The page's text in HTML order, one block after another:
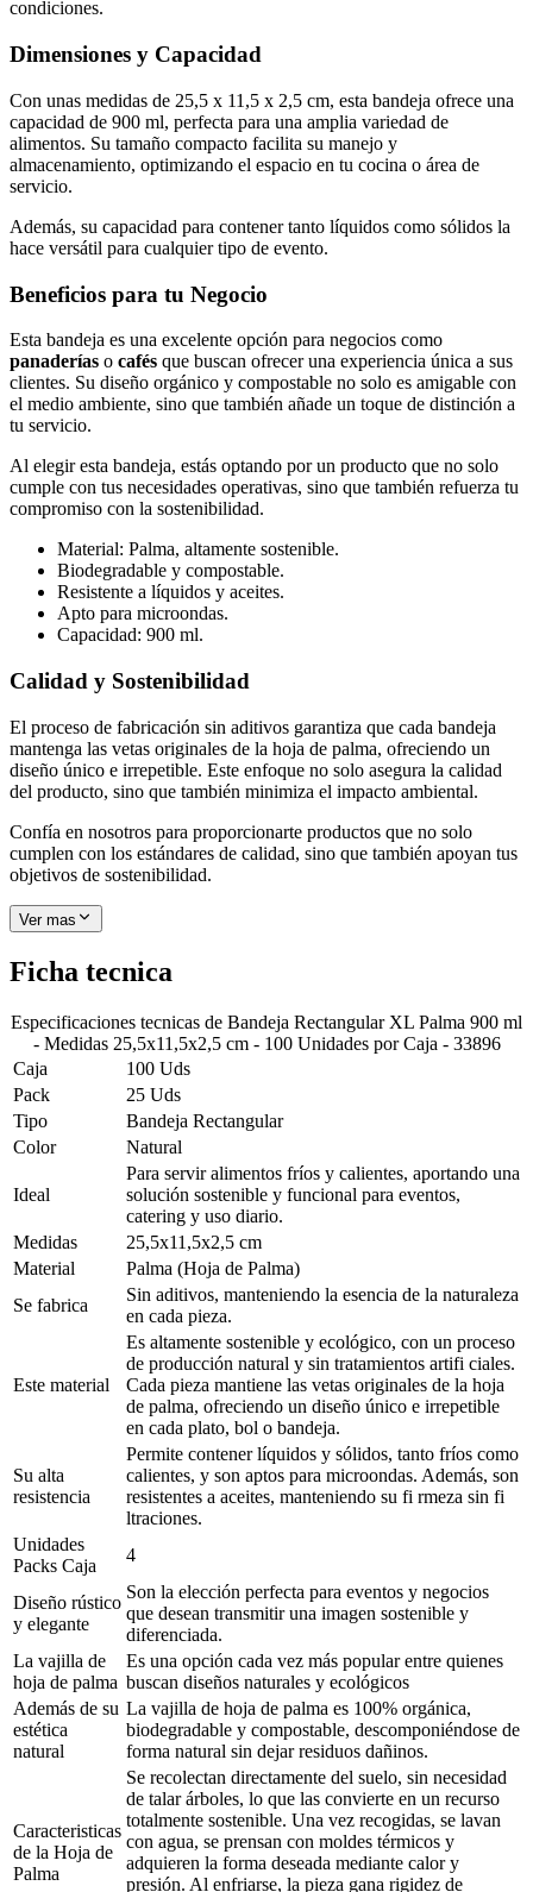
condiciones.
Dimensiones y Capacidad
Con unas medidas de 25,5 x 11,5 x 2,5 cm, esta bandeja ofrece una
capacidad de 900 ml, perfecta para una amplia variedad de
alimentos. Su tamaño compacto facilita su manejo y
almacenamiento, optimizando el espacio en tu cocina o área de
servicio.
Además, su capacidad para contener tanto líquidos como sólidos la
hace versátil para cualquier tipo de evento.
Beneficios para tu Negocio
Esta bandeja es una excelente opción para negocios como
panaderías o cafés que buscan ofrecer una experiencia única a sus
clientes. Su diseño orgánico y compostable no solo es amigable con
el medio ambiente, sino que también añade un toque de distinción a
tu servicio.
Al elegir esta bandeja, estás optando por un producto que no solo
cumple con tus necesidades operativas, sino que también refuerza tu
compromiso con la sostenibilidad.
Material: Palma, altamente sostenible.
Biodegradable y compostable.
Resistente a líquidos y aceites.
Apto para microondas.
Capacidad: 900 ml.
Calidad y Sostenibilidad
El proceso de fabricación sin aditivos garantiza que cada bandeja
mantenga las vetas originales de la hoja de palma, ofreciendo un
diseño único e irrepetible. Este enfoque no solo asegura la calidad
del producto, sino que también minimiza el impacto ambiental.
Confía en nosotros para proporcionarte productos que no solo
cumplen con los estándares de calidad, sino que también apoyan tus
objetivos de sostenibilidad.
Ver mas
Ficha tecnica
Especificaciones tecnicas de Bandeja Rectangular XL Palma 900 ml
- Medidas 25,5x11,5x2,5 cm - 100 Unidades por Caja - 33896
Caja
100 Uds
Pack
25 Uds
Tipo
Bandeja Rectangular
Color
Natural
Ideal
Para servir alimentos fríos y calientes, aportando una
solución sostenible y funcional para eventos,
catering y uso diario.
Medidas
25,5x11,5x2,5 cm
Material
Palma (Hoja de Palma)
Se fabrica
Sin aditivos, manteniendo la esencia de la naturaleza
en cada pieza.
Este material
Es altamente sostenible y ecológico, con un proceso
de producción natural y sin tratamientos artifi ciales.
Cada pieza mantiene las vetas originales de la hoja
de palma, ofreciendo un diseño único e irrepetible
en cada plato, bol o bandeja.
Su alta
resistencia
Permite contener líquidos y sólidos, tanto fríos como
calientes, y son aptos para microondas. Además, son
resistentes a aceites, manteniendo su fi rmeza sin fi
ltraciones.
Unidades
Packs Caja
4
Diseño rústico
y elegante
Son la elección perfecta para eventos y negocios
que desean transmitir una imagen sostenible y
diferenciada.
La vajilla de
hoja de palma
Es una opción cada vez más popular entre quienes
buscan diseños naturales y ecológicos
Además de su
estética
natural
La vajilla de hoja de palma es 100% orgánica,
biodegradable y compostable, descomponiéndose de
forma natural sin dejar residuos dañinos.
Caracteristicas
de la Hoja de
Palma
Se recolectan directamente del suelo, sin necesidad
de talar árboles, lo que las convierte en un recurso
totalmente sostenible. Una vez recogidas, se lavan
con agua, se prensan con moldes térmicos y
adquieren la forma deseada mediante calor y
presión. Al enfriarse, la pieza gana rigidez de